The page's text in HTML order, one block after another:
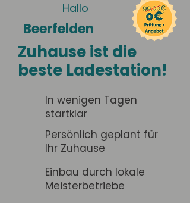
Hallo
Beerfelden
Zuhause ist die
beste Ladestation!
In wenigen Tagen
startklar
Persönlich geplant für
Ihr Zuhause
Einbau durch lokale
Meisterbetriebe